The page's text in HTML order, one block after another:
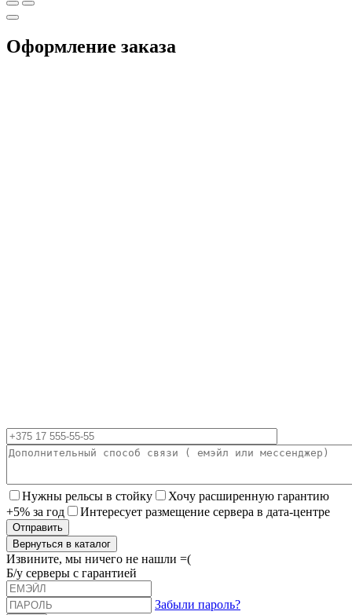
Оформление заказа
Нужны рельсы в стойку
Хочу расширенную гарантию
+5% за год
Интересует размещение сервера в дата-центре
Вернуться в каталог
Извините, мы ничего не нашли =(
Б/у серверы с гарантией
Забыли пароль?